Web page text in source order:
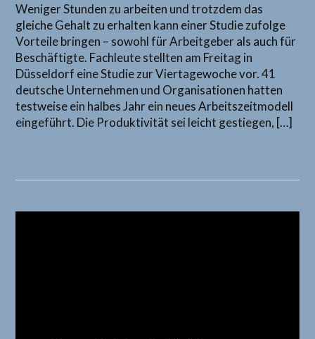
Weniger Stunden zu arbeiten und trotzdem das
gleiche Gehalt zu erhalten kann einer Studie zufolge
Vorteile bringen – sowohl für Arbeitgeber als auch für
Beschäftigte. Fachleute stellten am Freitag in
Düsseldorf eine Studie zur Viertagewoche vor. 41
deutsche Unternehmen und Organisationen hatten
testweise ein halbes Jahr ein neues Arbeitszeitmodell
eingeführt. Die Produktivität sei leicht gestiegen, […]